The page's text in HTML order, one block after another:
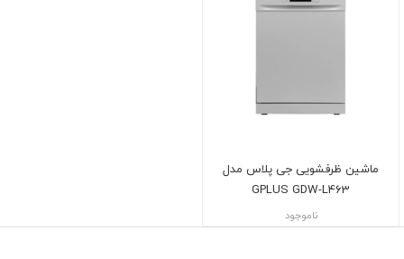
ماشین ظرفشویی جی پلاس مدل
GPLUS GDW-L463
ناموجود